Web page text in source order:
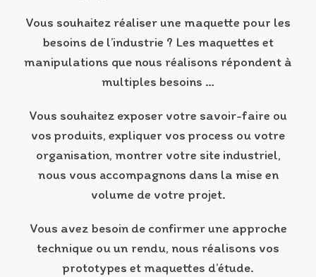
Vous souhaitez réaliser une maquette pour les
besoins de l’industrie ? Les maquettes et
manipulations que nous réalisons répondent à
multiples besoins …
Vous souhaitez exposer votre savoir-faire ou
vos produits, expliquer vos process ou votre
organisation, montrer votre site industriel,
nous vous accompagnons dans la mise en
volume de votre projet.
Vous avez besoin de confirmer une approche
technique ou un rendu, nous réalisons vos
prototypes et maquettes d’étude.